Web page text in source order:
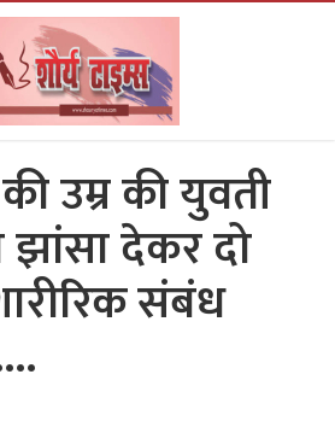
उम्र की युवती
देकर दो
संबंध